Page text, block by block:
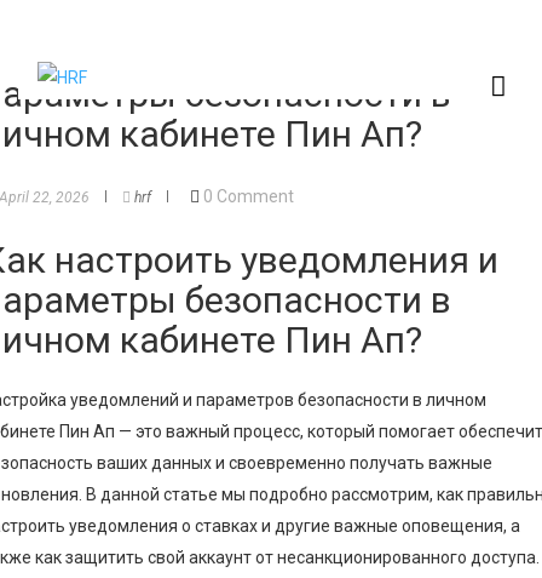
настроить уведомления и
безопасности в
кабинете Пин Ап?
April 22, 2026 hrf 0 Comment
настроить уведомления и
безопасности в
кабинете Пин Ап?
уведомлений и параметров безопасности в личном
Пин Ап — это важный процесс, который помогает
ваших данных и своевременно получать важные
В данной статье мы подробно рассмотрим, как
уведомления о ставках и другие важные оповещения, а
как защитить свой аккаунт от несанкционированного доступа.